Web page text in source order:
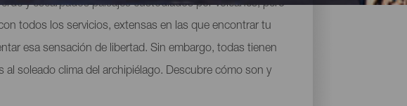
y escarpados paisajes custodiados por volcanes, pero
todos los servicios, extensas en las que encontrar tu
esa sensación de libertad. Sin embargo, todas tienen
soleado clima del archipiélago. Descubre cómo son y